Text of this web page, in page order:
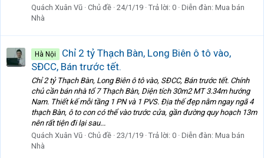
Quách Xuân Vũ Chủ đề 24/1/19 Trả lời: 0 Diễn đàn: Mua bán
Nhà
Hà Nội
Chỉ 2 tỷ Thạch Bàn, Long Biên ô tô vào,
SĐCC, Bán trước tết.
Chỉ 2 tỷ Thạch Bàn, Long Biên ô tô vào, SĐCC, Bán trước tết. Chính
chủ cần bán nhà tổ 7 Thạch Bàn, Diện tích 30m2 MT 3.34m hướng
Nam. Thiết kế mỗi tầng 1 PN và 1 PVS. Địa thế đẹp nằm ngay ngã 4
thạch Bàn, ô to con có thể vào trước cửa, gần đường quy hoạch 13m
nên rất tiện đi lại sau...
Quách Xuân Vũ Chủ đề 23/1/19 Trả lời: 0 Diễn đàn: Mua bán
Nhà